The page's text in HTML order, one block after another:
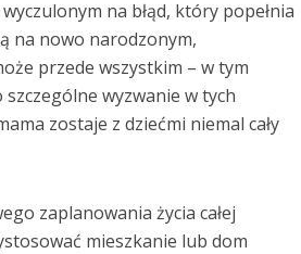
na błąd, który popełnia
na nowo narodzonym,
przede wszystkim – w tym
wyzwanie w tych
zostaje z dziećmi niemal cały
zaplanowania życia całej
mieszkanie lub dom